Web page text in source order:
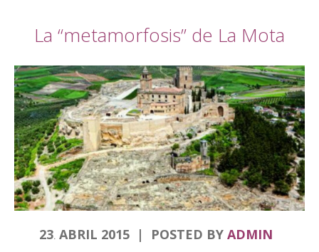
La “metamorfosis” de La Mota
23. ABRIL 2015 POSTED BY ADMIN